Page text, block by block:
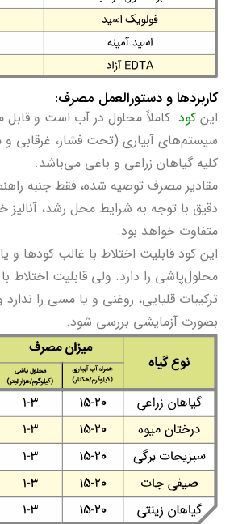
کاربردها و دستورالعمل مصرف:
اين کود کاملاً محلول در آب است و قابل
سیستم‌های آبياری (تحت فشار، غرقابی
کليه گیاهان زراعی و باغی می‌باشد.
مقادیر مصرف توصیه شده، فقط جنبه
دقیق با توجه به شرایط محل رشد،
متفاوت خواهد بود.
اين کود قابليت اختلاط با غالب کودها و
محلول‌پاشی را دارد. ولی قابلیت اختلاط
ترکيبات قليایی، روغنی و يا مسی را ندارد
بصورت آزمایشی بررسی شود.